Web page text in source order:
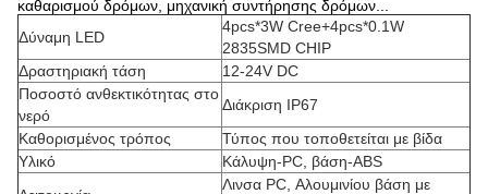
καθαρισμού δρόμων, μηχανική συντήρησης δρόμων...
Δύναμη LED
4pcs*3W Cree+4pcs*0.1W
2835SMD CHIP
Δραστηριακή τάση
12-24V DC
Ποσοστό ανθεκτικότητας στο
νερό
Διάκριση IP67
Καθορισμένος τρόπος
Τύπος που τοποθετείται με βίδα
Υλικό
Κάλυψη-PC, βάση-ABS
Λινσα PC, Αλουμινίου βάση με